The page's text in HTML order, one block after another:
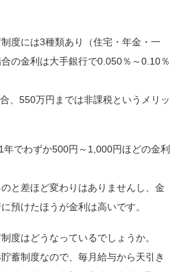
度には3種類あり（住宅・年金・一
の金利は大手銀行で0.050％～0.10％
、550万円までは非課税というメリッ
でわずか500円～1,000円ほどの金利
と差ほど変わりはありませんし、金
預けたほうが金利は高いです。
度はどうなっているでしょうか。
蓄制度なので、毎月給与から天引き